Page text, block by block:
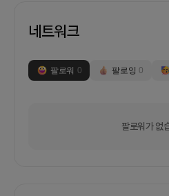
네트워크
팔로워 0 팔로잉 0
팔로워가 없